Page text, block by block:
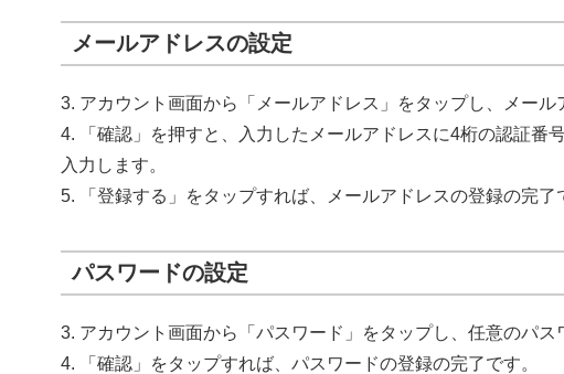
メールアドレスの設定
3. アカウント画面から「メールアドレス」をタップし、メール
4. 「確認」を押すと、入力したメールアドレスに4桁の認証番
入力します。
5. 「登録する」をタップすれば、メールアドレスの登録の完了
パスワードの設定
3. アカウント画面から「パスワード」をタップし、任意のパス
4. 「確認」をタップすれば、パスワードの登録の完了です。